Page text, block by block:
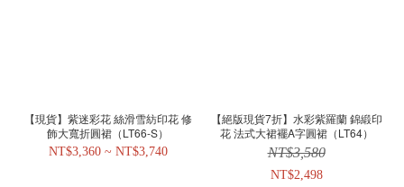
【現貨】紫迷彩花 絲滑雪紡印花 修
飾大寬折圓裙（LT66-S）
NT$3,360 ~ NT$3,740
【絕版現貨7折】水彩紫羅蘭 錦緞印
花 法式大裙襬A字圓裙（LT64）
NT$3,580
NT$2,498